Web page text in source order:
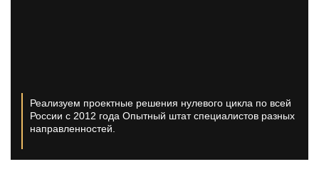
Реализуем проектные решения нулевого цикла по всей
России с 2012 года Опытный штат специалистов разных
направленностей.